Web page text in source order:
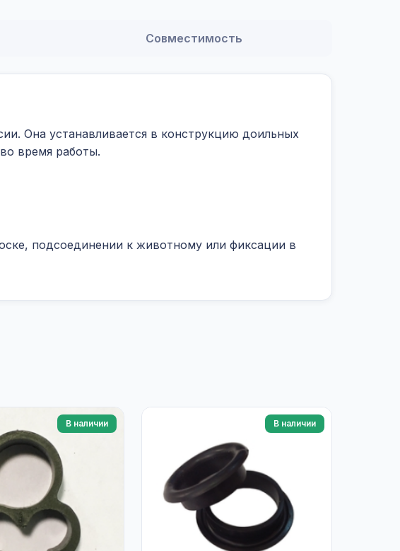
Совместимость
Она устанавливается в конструкцию доильных
время работы.
подсоединении к животному или фиксации в
В наличии В наличии